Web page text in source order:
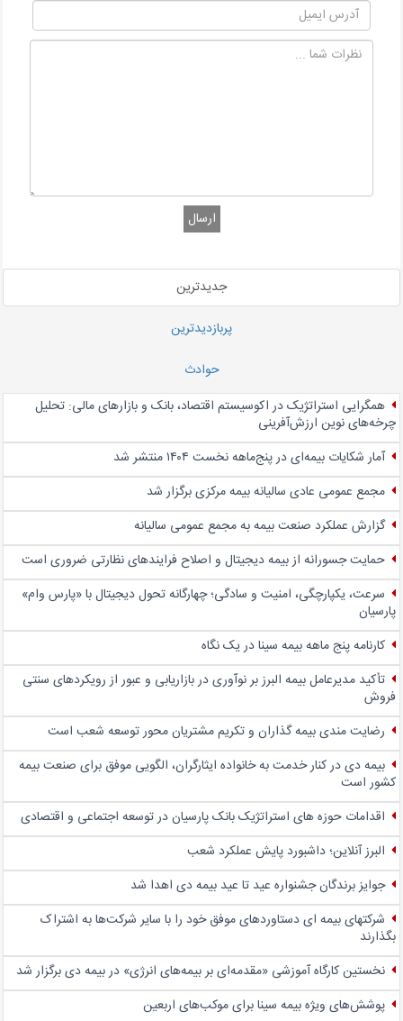
ارسال
جدیدترین
پربازدیدترین
حوادث
همگرایی استراتژیک در اکوسیستم اقتصاد، بانک و بازارهای مالی: تحلیل
چرخه‌های نوین ارزش‌آفرینی
آمار شکایات بیمه‌ای در پنج‌‌ماهه نخست ۱۴۰۴ منتشر شد
مجمع عمومی عادی سالیانه بیمه مرکزی برگزار شد
گزارش عملکرد صنعت بیمه به مجمع عمومی سالیانه
حمایت جسورانه از بیمه دیجیتال و اصلاح فرایندهای نظارتی ضروری است
سرعت، یکپارچگی، امنیت و سادگی؛ چهار‌گانه تحول دیجیتال با «پارس وام»
پارسیان
کارنامه پنج ماهه بیمه سینا در یک نگاه
تأکید مدیرعامل بیمه البرز بر نوآوری در بازاریابی و عبور از رویکردهای سنتی
فروش
رضایت مندی بیمه گذاران و تکریم مشتریان محور توسعه شعب است
بیمه دی در کنار خدمت به خانواده ایثارگران، الگویی موفق برای صنعت بیمه
کشور است
اقدامات حوزه های استراتژیک بانک پارسیان در توسعه اجتماعی و اقتصادی
البرز آنلاین؛ داشبورد پایش عملکرد شعب
جوایز برندگان جشنواره عید تا عید بیمه دی اهدا شد
شرکتهای بیمه ای دستاوردهای موفق خود را با سایر شرکت‌ها به اشتراک
بگذارند
نخستین کارگاه آموزشی «مقدمه‌ای بر بیمه‌های انرژی» در بیمه دی برگزار شد
پوشش‌های ویژه بیمه سینا برای موکب‌های اربعین